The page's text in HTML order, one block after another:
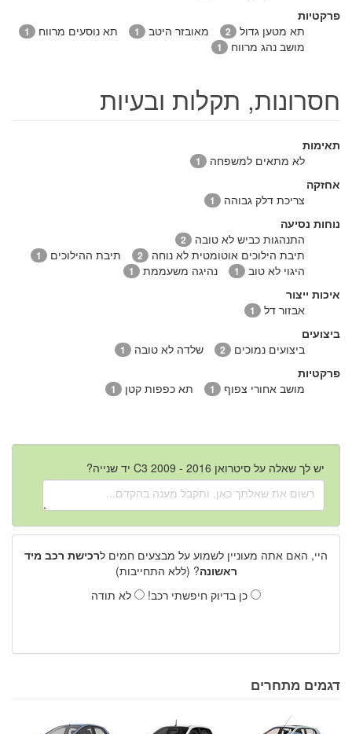
פרקטיות
תא מטען גדול
2 מאובזר היטב 1 תא נוסעים מרווח 1
מושב נהג מרווח 1
חסרונות, תקלות ובעיות
תאימות
לא מתאים למשפחה
1
אחזקה
צריכת דלק גבוהה
1
נוחות נסיעה
התנהגות כביש לא טובה
2
תיבת הילוכים אוטומטית לא נוחה 2 תיבת ההילוכים 1
היגוי לא טוב 1 נהיגה משעממת 1
איכות ייצור
אבזור דל
1
ביצועים
ביצועים נמוכים
2 שלדה לא טובה 1
פרקטיות
מושב אחורי צפוף
1 תא כפפות קטן 1
יש לך שאלה על סיטרואן C3 2009 - 2016 יד שנייה?
היי, האם אתה מעוניין לשמוע על מבצעים חמים לרכישת רכב מיד
ראשונה? (ללא התחייבות)
כן בדיוק חיפשתי רכב!
לא תודה
דגמים מתחרים